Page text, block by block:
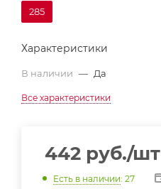
285
Характеристики
В наличии — Да
Все характеристики
442 руб./шт
Есть в наличии: 27